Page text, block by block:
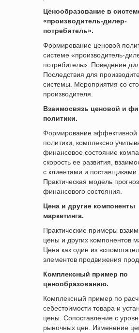
Ценообразование в
«производитель-дилер-
потребитель».
Формирование ценовой
системе «производитель-
потребитель». Поведение
Последствия для
системы. Мероприятия со
производителя.
Взаимосвязь ценовой и
политики.
Формирование эффективной
политики, комплексно
финансовое состояние
скорость ее развития,
с клиентами и поставщиками.
Практическая модель
финансового состояния.
Цена и другие компоненты
маркетинга.
Практические примеры
цены и других компонентов
Цена как один из
элементов продвижения
Комплексный пример по
ценообразованию.
Комплексный пример по
себестоимости товара и
цены. Сопоставление с
рыночных цен. Изменение